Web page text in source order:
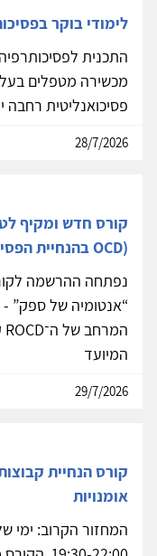
לימודי בוקר
התכנית
מכשירה מטפלים
פסיכואנליטית רחבה
28/7/2026
OCD) בהנחיית הפסיכולוג גדעון פיין
“אנטומיה של ספק”
המיועד
29/7/2026
קורס הנחיית
אומנויות